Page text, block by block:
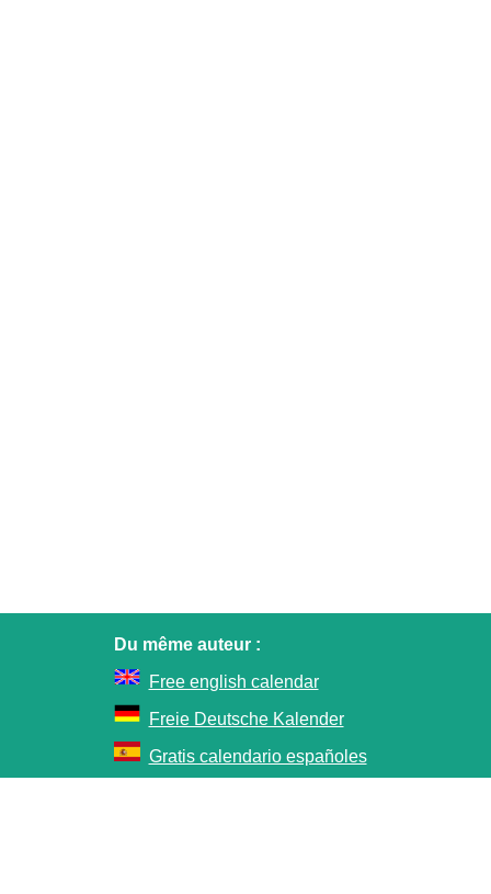
Du même auteur :
Free english calendar
Freie Deutsche Kalender
Gratis calendario españoles